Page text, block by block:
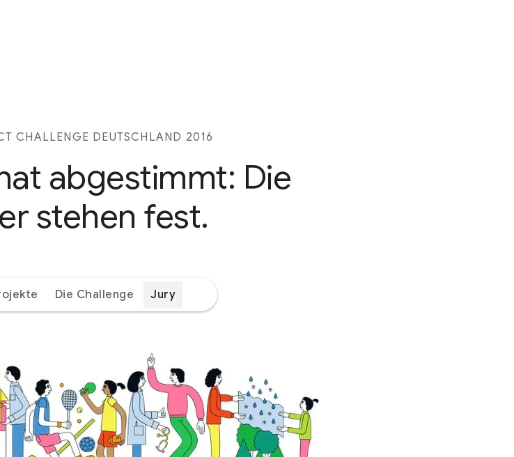
CHALLENGE DEUTSCHLAND 2016
abgestimmt: Die
stehen fest.
Die Challenge Jury